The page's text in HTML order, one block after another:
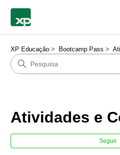
XP Educação Bootcamp Pass
Atividades e
Seguir